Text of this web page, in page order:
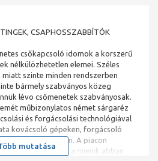
CSAPHOSSZABBÍTÓK
csőkapcsoló idomok a korszerű
nélkülözhetetlen elemei. Széles
szinte minden rendszerben
bármely szabványos közeg
lévo csőmenetek szabványosak.
műbizonylatos német sárgaréz
és forgácsolási technológiával
kovácsoló gépeken, forgácsoló
központokon. A piacon
termékektől a mieink abban
mutatása